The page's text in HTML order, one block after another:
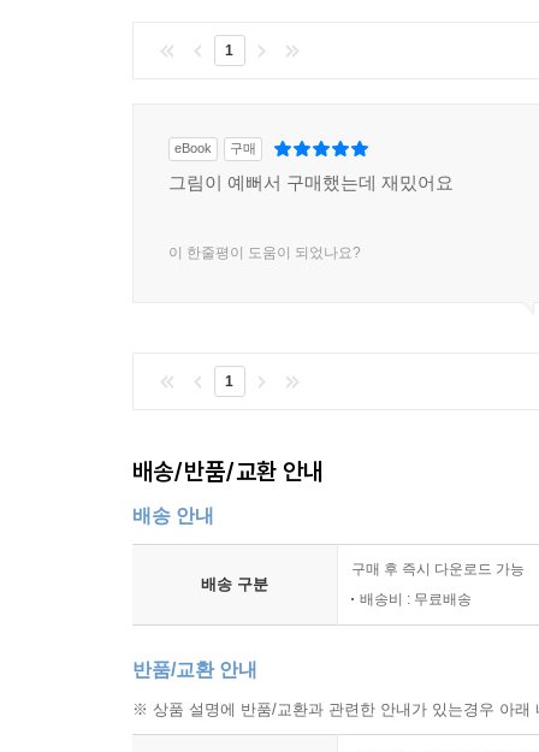
1
eBook 구매
그림이 예뻐서 구매했는데 재밌어요
이 한줄평이 도움이 되었나요?
1
배송/반품/교환 안내
배송 안내
배송 구분
구매 후 즉시 다운로드 가능
배송비 : 무료배송
반품/교환 안내
※ 상품 설명에 반품/교환과 관련한 안내가 있는경우 아